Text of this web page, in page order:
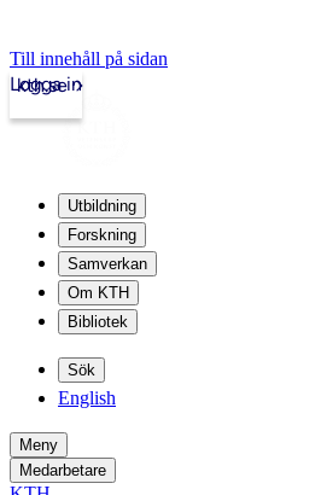
Till innehåll på sidan
kth.se
Logga in
Utbildning
Forskning
Samverkan
Om KTH
Bibliotek
Sök
English
Meny
Medarbetare